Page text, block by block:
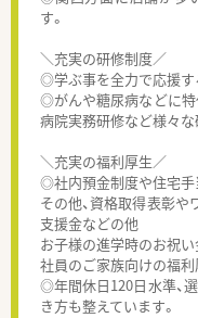
す。
＼充実の研修制度／
◎学ぶ事を全力で応援す
◎がんや糖尿病などに特
病院実務研修など様々な
＼充実の福利厚生／
◎社内預金制度や住宅手
その他、資格取得表彰
支援金などの他
お子様の進学時のお祝い
社員のご家族向けの福利
◎年間休日120日水準、
き方も整えています。